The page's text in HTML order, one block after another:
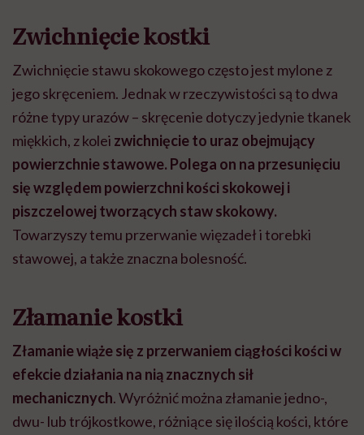
Zwichnięcie kostki
Zwichnięcie stawu skokowego często jest mylone z
jego skręceniem. Jednak w rzeczywistości są to dwa
różne typy urazów – skręcenie dotyczy jedynie tkanek
miękkich, z kolei zwichnięcie to uraz obejmujący
powierzchnie stawowe. Polega on na przesunięciu
się względem powierzchni kości skokowej i
piszczelowej tworzących staw skokowy.
Towarzyszy temu przerwanie więzadeł i torebki
stawowej, a także znaczna bolesność.
Złamanie kostki
Złamanie wiąże się z przerwaniem ciągłości kości w
efekcie działania na nią znacznych sił
mechanicznych. Wyróżnić można złamanie jedno-,
dwu- lub trójkostkowe, różniące się ilością kości, które